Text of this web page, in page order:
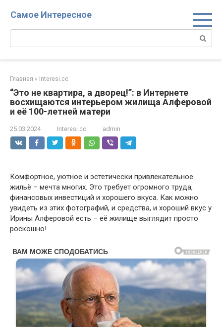
Самое Интересное
Поиск:
Главная » Interesi.cc
“Это не квартира, а дворец!”: в Интернете
восхищаются интерьером жилища Алферовой
и её 100-летней матери
25.03.2024 Interesi.cc admin
Комфортное, уютное и эстетически привлекательное
жильё – мечта многих. Это требует огромного труда,
финансовых инвестиций и хорошего вкуса. Как можно
увидеть из этих фотографий, и средства, и хороший вкус у
Ирины Алферовой есть – её жилище выглядит просто
роскошно!